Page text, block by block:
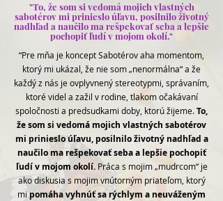
"To, že som si vedomá mojich vlastných
sabotérov mi prinieslo úľavu, posilnilo životný
nadhľad a naučilo ma rešpekovať seba a lepšie
pochopiť ľudí v mojom okolí."
“Pre mňa je koncept Sabotérov aha momentom,
ktorý mi ukázal, že nie som „nenormálna“ a že
každý z nás je ovplyvnený stereotypmi, správaním,
ktoré videl a zažil v rodine, tlakom očakávaní
spoločnosti a predsudkami doby, ktorú žijeme.To,
že som si vedomá mojich vlastných sabotérov
mi prinieslo úľavu, posilnilo životný nadhľad a
naučilo ma rešpekovať seba a lepšie pochopiť
ľudí v mojom okolí.Práca s mojim „mudrcom“ je
ako diskusia s mojim vnútorným priateľom, ktorý
mi pomáha vyhnúť sa rýchlym a neuváženým